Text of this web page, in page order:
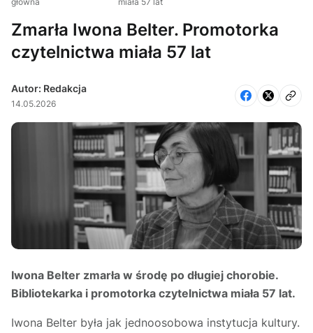
Zmarła Iwona Belter. Promotorka
czytelnictwa miała 57 lat
Autor: Redakcja
14.05.2026
Iwona Belter zmarła w środę po długiej chorobie.
Bibliotekarka i promotorka czytelnictwa miała 57 lat.
Iwona Belter była jak jednoosobowa instytucja kultury.